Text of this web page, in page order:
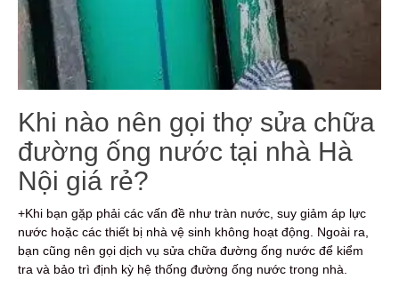
Khi nào nên gọi thợ sửa chữa
đường ống nước tại nhà Hà
Nội giá rẻ?
+Khi bạn gặp phải các vấn đề như tràn nước, suy giảm áp lực
nước hoặc các thiết bị nhà vệ sinh không hoạt động. Ngoài ra,
bạn cũng nên gọi dịch vụ sửa chữa đường ống nước để kiểm
tra và bảo trì định kỳ hệ thống đường ống nước trong nhà.